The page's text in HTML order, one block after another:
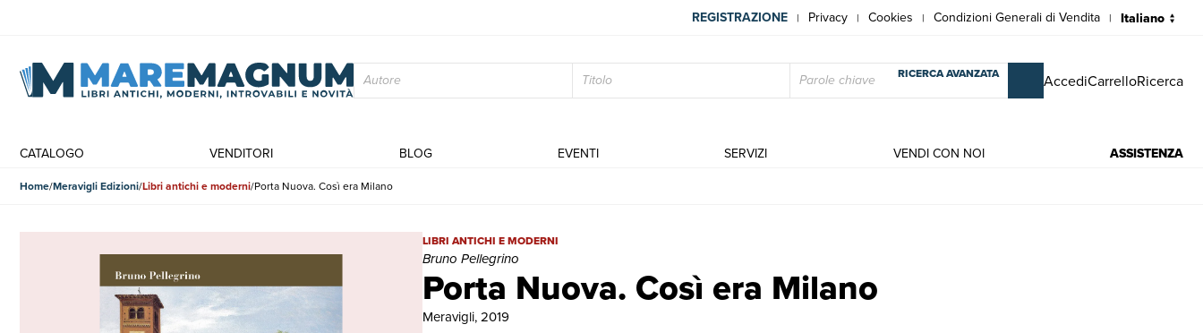
REGISTRAZIONE | Privacy | Cookies | Condizioni Generali di Vendita |
RICERCA AVANZATA AccediCarrelloRicerca
CATALOGO VENDITORI BLOG EVENTI SERVIZI VENDI CON NOI ASSISTENZA
Home Meravigli Edizioni Libri antichi e moderni Porta Nuova. Così era Milano
Porta Nuova. Così era Milano
Porta Nuova. Così era Milano | Libri antichi e moderni | Bruno Pellegrino
LIBRI ANTICHI E MODERNI
Bruno Pellegrino
Meravigli, 2019